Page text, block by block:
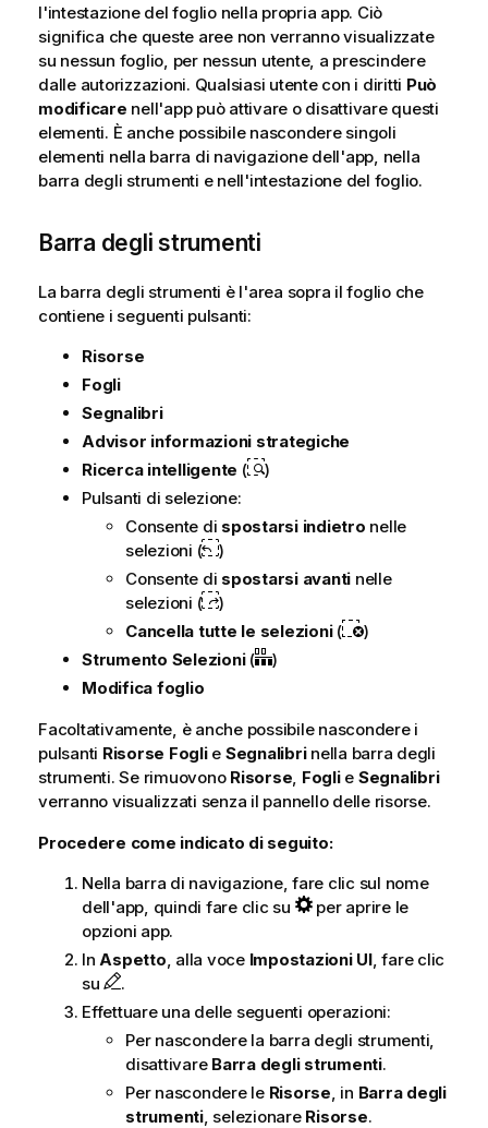
l'intestazione del foglio nella propria app. Ciò
significa che queste aree non verranno visualizzate
su nessun foglio, per nessun utente, a prescindere
dalle autorizzazioni. Qualsiasi utente con i diritti Può
modificare nell'app può attivare o disattivare questi
elementi. È anche possibile nascondere singoli
elementi nella barra di navigazione dell'app, nella
barra degli strumenti e nell'intestazione del foglio.
Barra degli strumenti
La barra degli strumenti è l'area sopra il foglio che
contiene i seguenti pulsanti:
Risorse
Fogli
Segnalibri
Advisor informazioni strategiche
Ricerca intelligente (
)
Pulsanti di selezione:
Consente di spostarsi indietro nelle
selezioni (
)
Consente di spostarsi avanti nelle
selezioni (
)
Cancella tutte le selezioni(
)
Strumento Selezioni(
)
Modifica foglio
Facoltativamente, è anche possibile nascondere i
pulsanti Risorse Foglie Segnalibrinella barra degli
strumenti. Se rimuovono Risorse, Foglie Segnalibri
verranno visualizzati senza il pannello delle risorse.
Procedere come indicato di seguito:
Nella barra di navigazione, fare clic sul nome
dell'app, quindi fare clic su
per aprire le
opzioni app.
InAspetto, alla voce Impostazioni UI, fare clic
su
.
Effettuare una delle seguenti operazioni:
Per nascondere la barra degli strumenti,
disattivare Barra degli strumenti.
Per nascondere le Risorse, in Barra degli
strumenti, selezionare Risorse.